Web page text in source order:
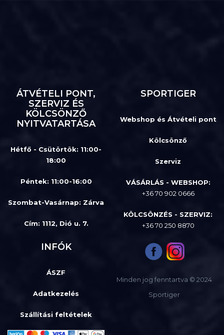
ÁTVÉTELI PONT,
SZERVIZ ÉS
KÖLCSÖNZŐ
NYITVATARTÁSA
Hétfő - Csütörtök: 11:00-
18:00
Péntek: 11:00-16:00
Szombat-Vasárnap: Zárva
Cím: 1112, Dió u. 7.
SPORTIGER
Webshop és Átvételi pont
Kölcsönző
Szerviz
VÁSÁRLÁS - WEBSHOP:
+36 70 902 0666
KÖLCSÖNZÉS - SZERVIZ:
+36 70 250 8870
INFÓK
ÁSZF
Adatkezelés
Szállítási feltételek
Minden jog fenntartva © 2024
Sportiger